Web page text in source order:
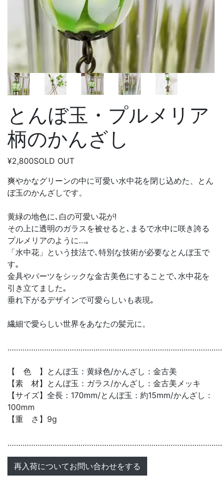
とんぼ玉・プルメリア
柄のかんざし
¥2,800SOLD OUT
爽やかなグリーンの中に可愛い水中花を閉じ込めた、とん
ぼ玉のかんざしです。
黄緑の地色に､白の可愛い花が!
その上に透明のガラスを被せると､まるで水中に咲き誇る
プルメリアのように…｡
「水中花」という技法で､特別な技術が必要なとんぼ玉で
す｡
金具やパーツをシックな金古美色にすることで､水中花を
引き立てました｡
垂れ下がるデザインで可愛らしいも表現｡
繊細で愛らしい世界をあなたの髪元に。
【 色 】とんぼ玉：黄緑色/かんざし：金古美
【素 材】とんぼ玉：ガラス/かんざし：金古美メッキ
【サイズ】全長：170mm/とんぼ玉：約15mm/かんざし：
100mm
【重 さ】9g
再入荷についてお問い合わせをする